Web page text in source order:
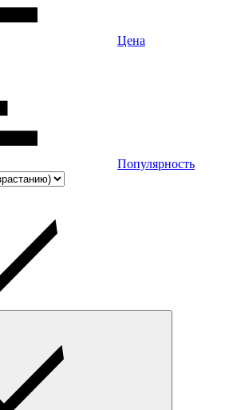
Цена
Популярность